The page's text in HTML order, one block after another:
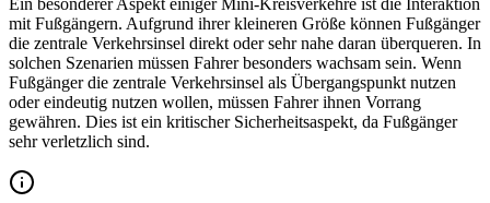
Ein besonderer Aspekt einiger Mini-Kreisverkehre ist die Interaktion
mit Fußgängern. Aufgrund ihrer kleineren Größe können Fußgänger
die zentrale Verkehrsinsel direkt oder sehr nahe daran überqueren. In
solchen Szenarien müssen Fahrer besonders wachsam sein. Wenn
Fußgänger die zentrale Verkehrsinsel als Übergangspunkt nutzen
oder eindeutig nutzen wollen, müssen Fahrer ihnen Vorrang
gewähren. Dies ist ein kritischer Sicherheitsaspekt, da Fußgänger
sehr verletzlich sind.